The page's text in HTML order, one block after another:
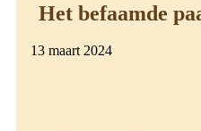
Het befaamde
13 maart 2024